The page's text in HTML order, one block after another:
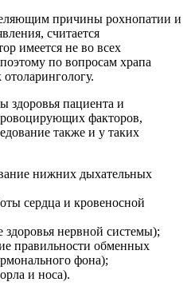
причины рохнопатии и
считается
имеется не во всех
по вопросам храпа
здоровья пациента и
факторов,
также и у таких
нижних дыхательных
сердца и кровеносной
здоровья нервной системы);
правильности обменных
фона);
и носа).